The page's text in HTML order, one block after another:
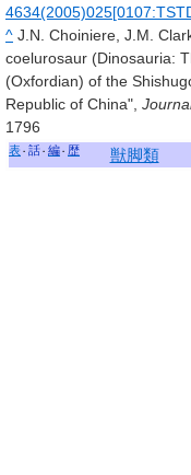
^ J.N. Choiniere, J.M.
coelurosaur (Dinosauria:
(Oxfordian) of the
Republic of China",
1796
表 話 編 歴 獣脚類